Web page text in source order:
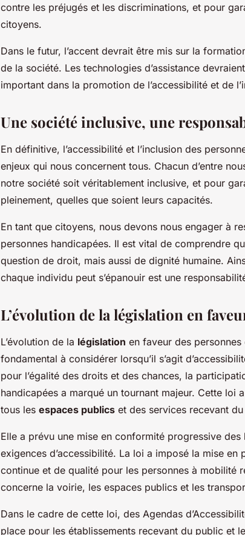
contre les préjugés et les discriminations, et pour
citoyens.
Dans le futur, l’accent devrait être mis sur la
de la société. Les technologies d’assistance
important dans la promotion de l’accessibilité et de
Une société inclusive, une
En définitive, l’accessibilité et l’inclusion des
enjeux qui nous concernent tous. Chacun d’entre
notre société soit véritablement inclusive, et pour
pleinement, quelles que soient leurs capacités.
En tant que citoyens, nous devons nous engager à
personnes handicapées. Il est vital de comprendre
question de droit, mais aussi de dignité humaine.
chaque individu peut s’épanouir est une
L’évolution de la législation en
L’évolution de la législation en faveur des
fondamental à considérer lorsqu’il s’agit
pour l’égalité des droits et des chances, la
handicapées a marqué un tournant majeur. Cette loi
tous les espaces publics et des services recevant
Elle a prévu une mise en conformité progressive
exigences d’accessibilité. La loi a imposé la mise en
continue et de qualité pour les personnes à mobilité
concerne la voirie, les espaces publics et les
Dans le cadre de cette loi, des Agendas
place pour les établissements recevant du public et